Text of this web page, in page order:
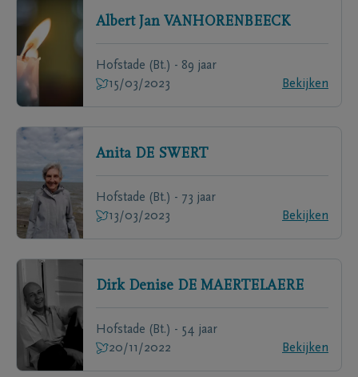
Albert Jan VANHORENBEECK
Hofstade (Bt.) - 89 jaar
15/03/2023
Bekijken
Anita DE SWERT
Hofstade (Bt.) - 73 jaar
13/03/2023
Bekijken
Dirk Denise DE MAERTELAERE
Hofstade (Bt.) - 54 jaar
20/11/2022
Bekijken